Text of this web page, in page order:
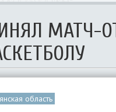
МАТЧ-
область